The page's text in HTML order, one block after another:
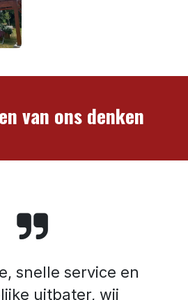
van ons denken
snelle service en
uitbater, wij